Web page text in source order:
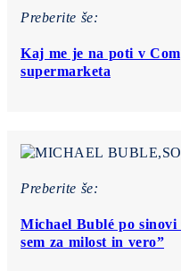
Preberite še:
Kaj me je na poti v
supermarketa
Preberite še:
Michael Bublé po sinovi
sem za milost in vero”